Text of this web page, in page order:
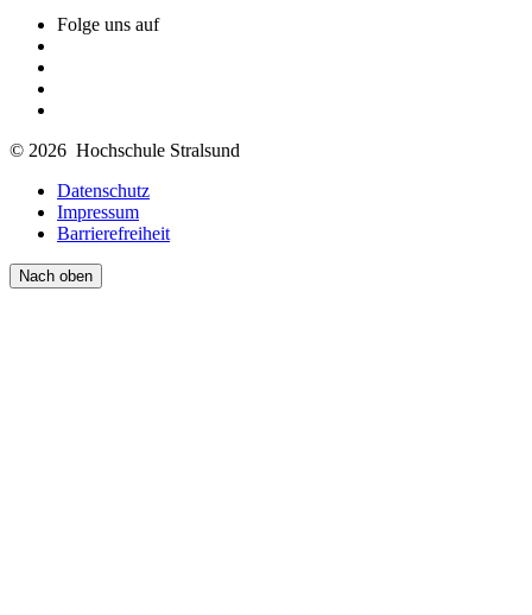
Folge uns auf
© 2026 Hochschule Stralsund
Datenschutz
Impressum
Barrierefreiheit
Nach oben